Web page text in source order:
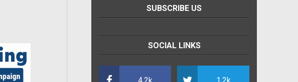
SUBSCRIBE US
SOCIAL LINKS
4.2k 1.2k